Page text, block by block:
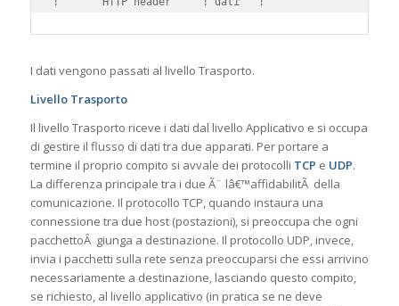
I dati vengono passati al livello Trasporto.
Livello Trasporto
Il livello Trasporto riceve i dati dal livello Applicativo e si occupa
di gestire il flusso di dati tra due apparati. Per portare a
termine il proprio compito si avvale dei protocolli TCP e UDP.
La differenza principale tra i due Ã¨ lâ€™affidabilitÃ della
comunicazione. Il protocollo TCP, quando instaura una
connessione tra due host (postazioni), si preoccupa che ogni
pacchettoÂ giunga a destinazione. Il protocollo UDP, invece,
invia i pacchetti sulla rete senza preoccuparsi che essi arrivino
necessariamente a destinazione, lasciando questo compito,
se richiesto, al livello applicativo (in pratica se ne deve